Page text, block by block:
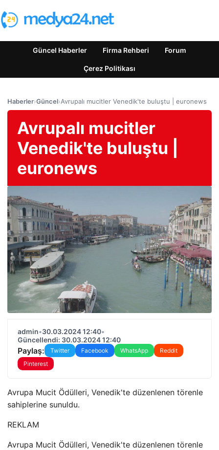
Güncel Haberler Firma Rehberi Forum
Çerez Politikası
Haberler›Güncel›Avrupalı ​​mucitler Venedik'te buluştu | euronews
Avrupalı ​​mucitler
Venedik'te buluştu |
euronews
admin•30.03.2024 12:40•
Güncellendi: 30.03.2024 12:40
Paylaş: Twitter Facebook WhatsApp
Reddit
Pinterest
Avrupa Mucit Ödülleri, Venedik'te düzenlenen törenle
sahiplerine sunuldu.
REKLAM
Avrupa Mucit Ödülleri, Venedik'te düzenlenen törenle